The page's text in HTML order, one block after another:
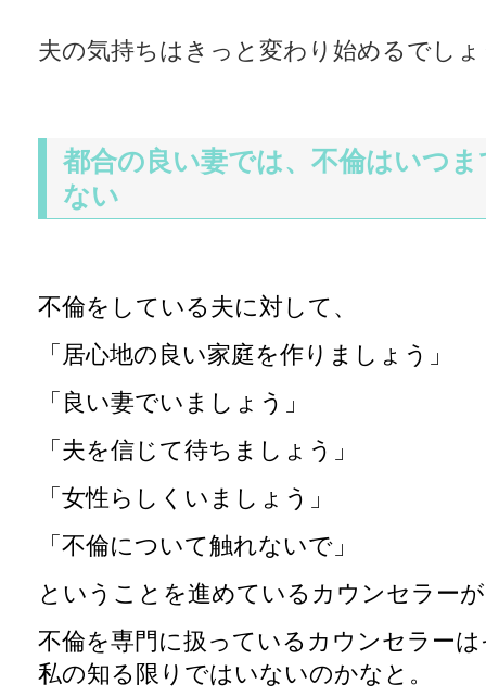
夫の気持ちはきっと変わり始めるでし
都合の良い妻では、不倫はいつ
ない
不倫をしている夫に対して、
「居心地の良い家庭を作りましょう」
「良い妻でいましょう」
「夫を信じて待ちましょう」
「女性らしくいましょう」
「不倫について触れないで」
ということを進めているカウンセラー
不倫を専門に扱っているカウンセラー
私の知る限りではいないのかなと。